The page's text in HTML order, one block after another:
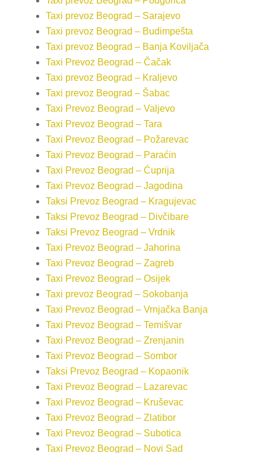
Taxi prevoz Beograd – Sarajevo
Taxi prevoz Beograd – Budimpešta
Taxi prevoz Beograd – Banja Koviljača
Taxi Prevoz Beograd – Čačak
Taxi prevoz Beograd – Kraljevo
Taxi prevoz Beograd – Šabac
Taxi Prevoz Beograd – Valjevo
Taxi Prevoz Beograd – Tara
Taxi Prevoz Beograd – Požarevac
Taxi Prevoz Beograd – Paraćin
Taxi Prevoz Beograd – Ćuprija
Taxi Prevoz Beograd – Jagodina
Taksi Prevoz Beograd – Kragujevac
Taksi Prevoz Beograd – Divčibare
Taksi Prevoz Beograd – Vrdnik
Taxi Prevoz Beograd – Jahorina
Taxi Prevoz Beograd – Zagreb
Taxi Prevoz Beograd – Osijek
Taxi prevoz Beograd – Sokobanja
Taxi Prevoz Beograd – Vrnjačka Banja
Taxi Prevoz Beograd – Temišvar
Taxi Prevoz Beograd – Zrenjanin
Taxi Prevoz Beograd – Sombor
Taksi Prevoz Beograd – Kopaonik
Taxi Prevoz Beograd – Lazarevac
Taxi Prevoz Beograd – Kruševac
Taxi Prevoz Beograd – Zlatibor
Taxi Prevoz Beograd – Subotica
Taxi Prevoz Beograd – Novi Sad